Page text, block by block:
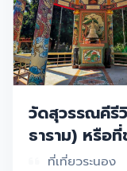
วัดสุวรรณคีรี
ธาราม) หรือ
เมือง ระนอง
ที่เที่ยวระนอง